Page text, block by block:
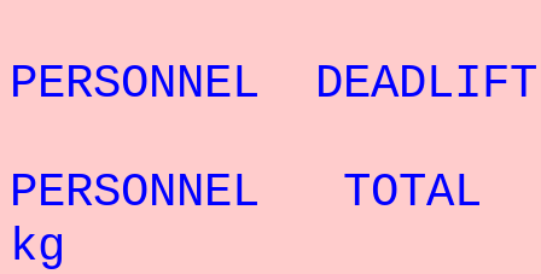
PERSONNEL
PERSONNEL
kg